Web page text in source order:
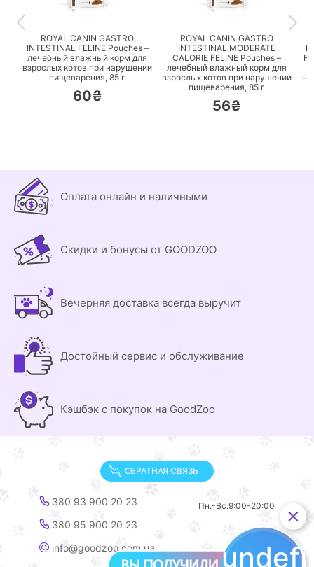
ПЕРЕЙТИ
ROYAL CANIN GASTRO
INTESTINAL FELINE Pouches –
лечебный влажный корм для
взрослых котов при нарушении
пищеварения, 85 г
60₴
ПЕРЕЙТИ
ROYAL CANIN GASTRO
INTESTINAL MODERATE
CALORIE FELINE Pouches –
лечебный влажный корм для
взрослых котов при нарушении
пищеварения, 85 г
56₴
Оплата онлайн и наличными
Скидки и бонусы от GOODZOO
Вечерняя доставка всегда выручит
Достойный сервис и обслуживание
Кэшбэк с покупок на GoodZoo
ОБРАТНАЯ СВЯЗЬ
380 93 900 20 23
380 95 900 20 23
info@goodzoo.com.ua
Пн.-Вс.9:00-20:00